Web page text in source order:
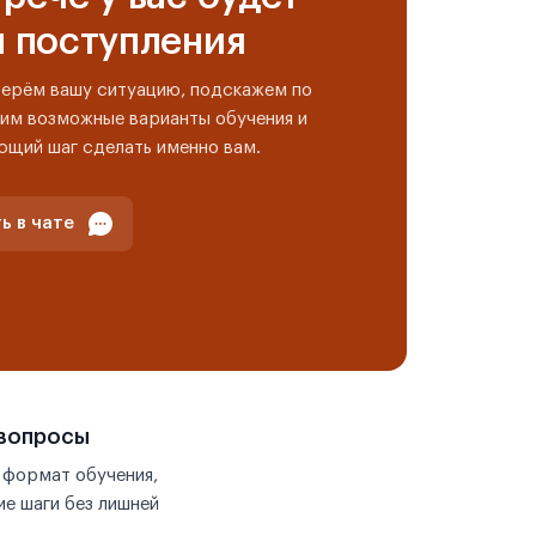
поступления
вашу ситуацию, подскажем по
возможные варианты обучения и
шаг сделать именно вам.
в чате
обучения,
шаги без лишней